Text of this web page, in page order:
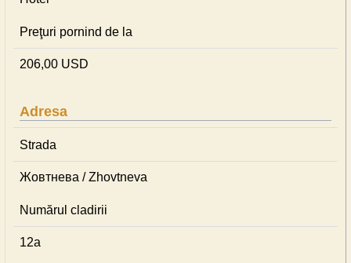
Preţuri pornind de la
206,00 USD
Adresa
Strada
Жовтнева / Zhovtneva
Numărul cladirii
12а